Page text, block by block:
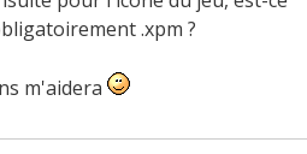
.xpm ?
m'aidera